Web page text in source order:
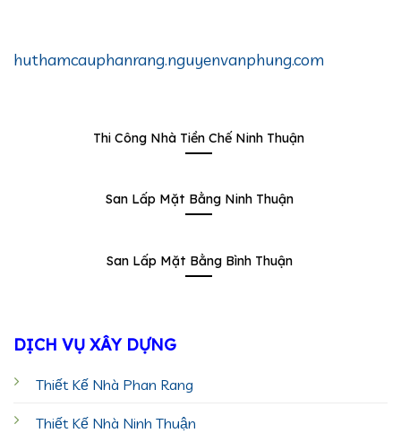
huthamcauphanrang.nguyenvanphung.com
DỊCH VỤ XÂY DỰNG
Thiết Kế Nhà Phan Rang
Thiết Kế Nhà Ninh Thuận
Thi Công Nhà Tiền Chế Ninh Thuận
San Lấp Mặt Bằng Ninh Thuận
San Lấp Mặt Bằng Bình Thuận